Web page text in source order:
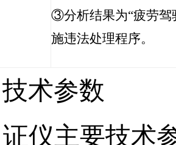
③分析结果为“疲劳驾
施违法处理程序。
术参数
仪主要技术